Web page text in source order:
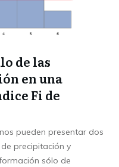
de las
en una
Fi de
pueden presentar dos
precipitación y
sólo de